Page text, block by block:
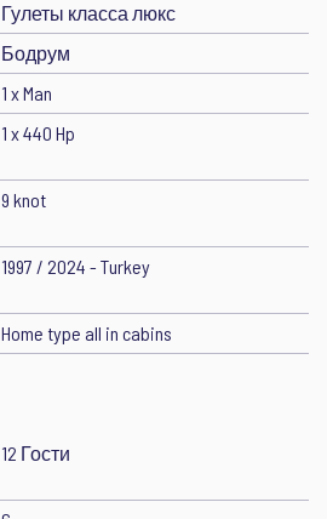
Гулеты класса люкс
Бодрум
1 x Man
1 x 440 Hp
9 knot
1997 / 2024 - Turkey
Home type all in cabins
12 Гости